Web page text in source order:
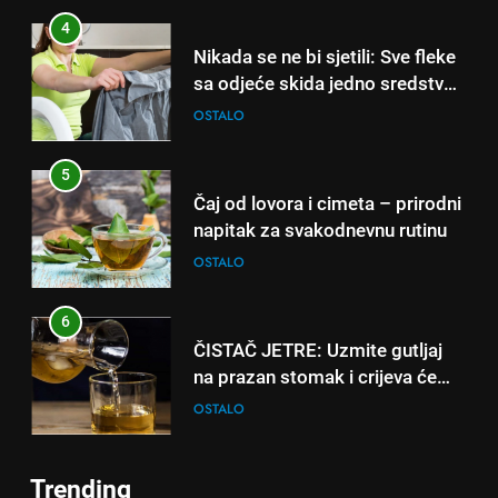
dana!
4
Nikada se ne bi sjetili: Sve fleke
sa odjeće skida jedno sredstvo
koje svi imamo u kući
OSTALO
5
Čaj od lovora i cimeta – prirodni
napitak za svakodnevnu rutinu
OSTALO
6
ČISTAČ JETRE: Uzmite gutljaj
na prazan stomak i crijeva će
raditi kao sat, zaboravit ćete na
OSTALO
Trending
5
Čaj od lovora i cimeta – prirodni
napitak za svakodnevnu rutinu